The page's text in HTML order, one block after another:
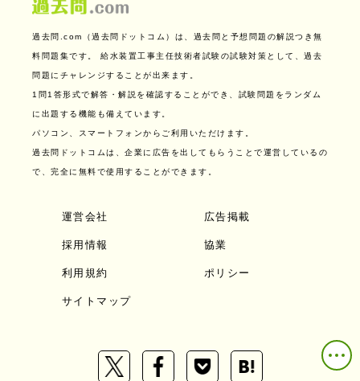
過去問.com（過去問ドットコム）は、過去問と予想問題の解説つき無
料問題集です。 給水装置工事主任技術者試験の試験対策として、過去
問題にチャレンジすることが出来ます。
1問1答形式で解答・解説を確認することができ、試験問題をランダム
に出題する機能も備えています。
パソコン、スマートフォンからご利用いただけます。
過去問ドットコムは、企業に広告を出してもらうことで運営しているの
で、完全に無料で使用することができます。
運営会社 広告掲載
採用情報 協業
利用規約 ポリシー
サイトマップ